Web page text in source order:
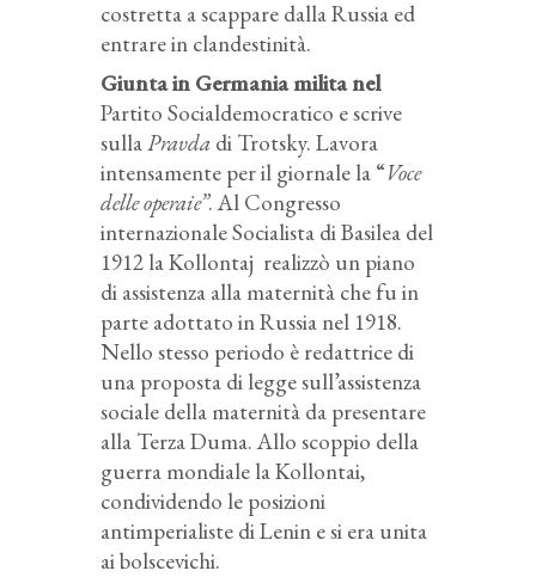
costretta a scappare dalla Russia ed
entrare in clandestinità.
Giunta in Germania milita nel
Partito Socialdemocratico e scrive
sullaPravda di Trotsky. Lavora
intensamente per il giornale la “Voce
delle operaie”. Al Congresso
internazionale Socialista di Basilea del
1912 la Kollontaj realizzò un piano
di assistenza alla maternità che fu in
parte adottato in Russia nel 1918.
Nello stesso periodo è redattrice di
una proposta di legge sull’assistenza
sociale della maternità da presentare
alla Terza Duma. Allo scoppio della
guerra mondiale la Kollontai,
condividendo le posizioni
antimperialiste di Lenin e si era unita
ai bolscevichi.